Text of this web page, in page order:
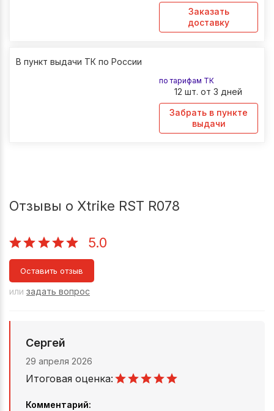
Заказать
доставку
В пункт выдачи ТК по России
по тарифам ТК
12 шт. от 3 дней
Забрать в пункте
выдачи
Отзывы о Xtrike RST R078
5.0
Оставить отзыв
или задать вопрос
Сергей
29 апреля 2026
Итоговая оценка:
Комментарий: